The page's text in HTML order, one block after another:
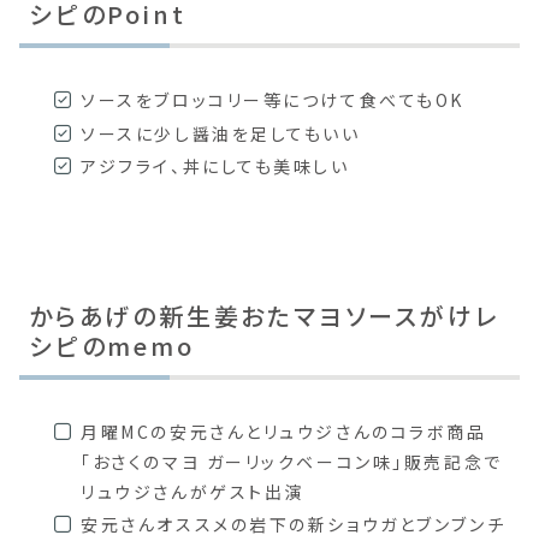
シピのPoint
ソースをブロッコリー等につけて食べてもOK
ソースに少し醤油を足してもいい
アジフライ、丼にしても美味しい
からあげの新生姜おたマヨソースがけレ
シピのmemo
月曜MCの安元さんとリュウジさんのコラボ商品
「おさくのマヨ ガーリックベーコン味」販売記念で
リュウジさんがゲスト出演
安元さんオススメの岩下の新ショウガとブンブンチ